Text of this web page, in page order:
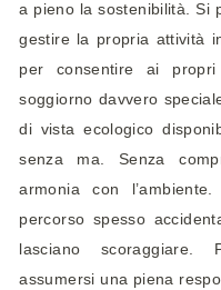
a pieno la sostenibilità. Si
gestire la propria attività
per consentire ai
soggiorno davvero
di vista ecologico
senza ma. Senza
armonia con
percorso spesso
lasciano scoraggiare.
assumersi una piena